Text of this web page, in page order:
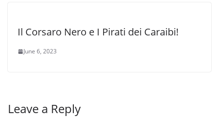
Il Corsaro Nero e I Pirati dei Caraibi!
June 6, 2023
Leave a Reply